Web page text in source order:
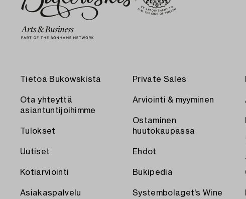
Tietoa Bukowskista
Ota yhteyttä
asiantuntijoihimme
Tulokset
Uutiset
Kotiarviointi
Asiakaspalvelu
Private Sales
Arviointi & myyminen
Ostaminen
huutokaupassa
Ehdot
Bukipedia
Systembolaget's Wine